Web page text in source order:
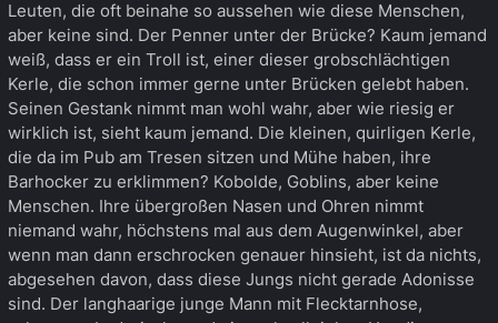
Leuten, die oft beinahe so aussehen wie diese Menschen,
aber keine sind. Der Penner unter der Brücke? Kaum jemand
weiß, dass er ein Troll ist, einer dieser grobschlächtigen
Kerle, die schon immer gerne unter Brücken gelebt haben.
Seinen Gestank nimmt man wohl wahr, aber wie riesig er
wirklich ist, sieht kaum jemand. Die kleinen, quirligen Kerle,
die da im Pub am Tresen sitzen und Mühe haben, ihre
Barhocker zu erklimmen? Kobolde, Goblins, aber keine
Menschen. Ihre übergroßen Nasen und Ohren nimmt
niemand wahr, höchstens mal aus dem Augenwinkel, aber
wenn man dann erschrocken genauer hinsieht, ist da nichts,
abgesehen davon, dass diese Jungs nicht gerade Adonisse
sind. Der langhaarige junge Mann mit Flecktarnhose,